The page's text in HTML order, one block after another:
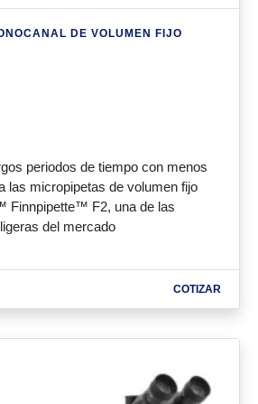
DE VOLUMEN FIJO
periodos de tiempo con menos
las micropipetas de volumen fijo
Finnpipette™ F2, una de las
del mercado
COTIZAR